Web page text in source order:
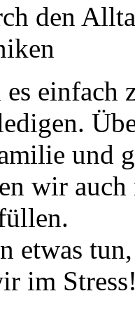
den
einfach
und
wir auch
etwas
im